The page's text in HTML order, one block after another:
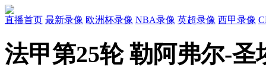
直播首页 最新录像 欧洲杯录像 NBA录像 英超录像 西甲录像
法甲第25轮 勒阿弗尔-